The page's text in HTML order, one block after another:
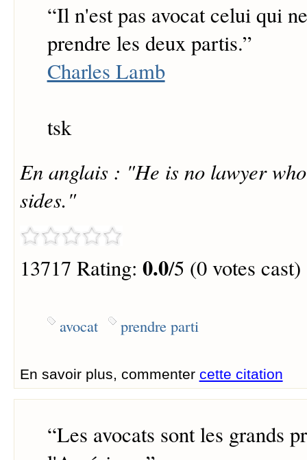
“Il n'est pas avocat celui qui
prendre les deux partis.”
Charles Lamb
tsk
En anglais : "He is no lawyer
sides."
13717 Rating: 0.0/5 (0 votes cast)
avocat prendre parti
En savoir plus, commenter cette citation
“Les avocats sont les grands